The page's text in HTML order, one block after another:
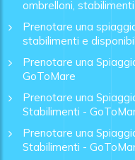
ombrelloni,
Prenotare una
stabilimenti e
Prenotare una
GoToMare
Prenotare una
Stabilimenti -
Prenotare una
Stabilimenti -